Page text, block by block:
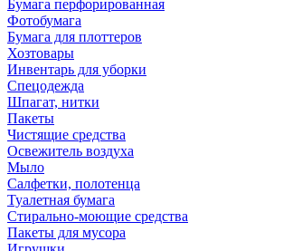
Бумага перфорированная
Фотобумага
Бумага для плоттеров
Хозтовары
Инвентарь для уборки
Спецодежда
Шпагат, нитки
Пакеты
Чистящие средства
Освежитель воздуха
Мыло
Салфетки, полотенца
Туалетная бумага
Стирально-моющие средства
Пакеты для мусора